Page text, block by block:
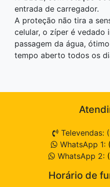
entrada de carregador.
A proteção não tira a
celular, o zíper é vedado
passagem da água,
tempo aberto todos os
Televendas:
WhatsApp 1:
WhatsApp 2:
Horário de